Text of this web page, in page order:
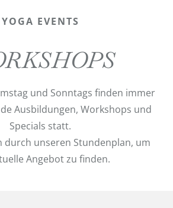
YOGA EVENTS
und Sonntags finden immer
Ausbildungen, Workshops und
Specials statt.
durch unseren Stundenplan, um
Angebot zu finden.